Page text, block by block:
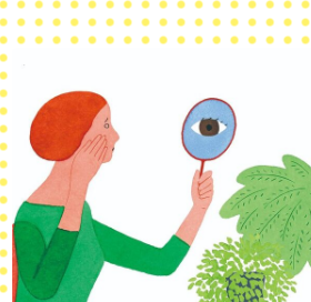
心も前向きに